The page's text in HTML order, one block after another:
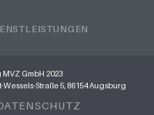
GmbH 2023
Straße 5, 86154 Augsburg